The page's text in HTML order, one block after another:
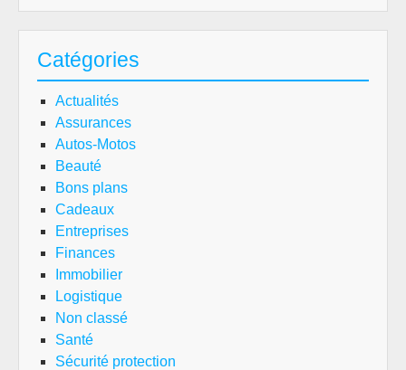
Catégories
Actualités
Assurances
Autos-Motos
Beauté
Bons plans
Cadeaux
Entreprises
Finances
Immobilier
Logistique
Non classé
Santé
Sécurité protection